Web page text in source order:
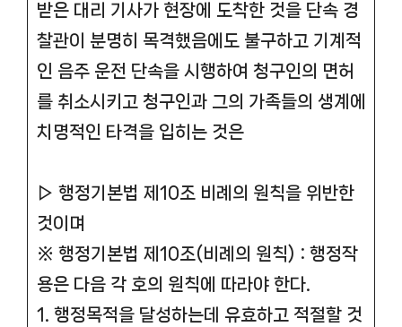
받은 대리 기사가 현장에 도착한 것을 단속 경
찰관이 분명히 목격했음에도 불구하고 기계적
인 음주 운전 단속을 시행하여 청구인의 면허
를 취소시키고 청구인과 그의 가족들의 생계에
치명적인 타격을 입히는 것은
▷ 행정기본법 제10조 비례의 원칙을 위반한
것이며
※ 행정기본법 제10조(비례의 원칙) : 행정작
용은 다음 각 호의 원칙에 따라야 한다.
1. 행정목적을 달성하는데 유효하고 적절할 것